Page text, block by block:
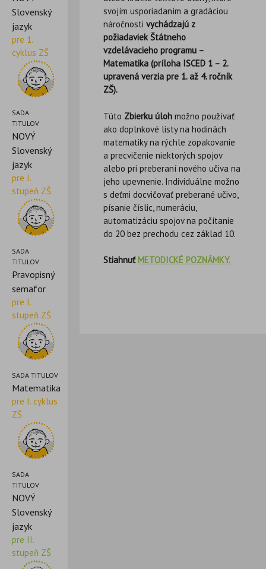
Slovenský
jazyk
pre 1.
cyklus ZŠ
SADA
TITULOV
NOVÝ
Slovenský
jazyk
pre I.
stupeň ZŠ
SADA
TITULOV
Pravopisný
semafor
pre I.
stupeň ZŠ
SADA TITULOV
Matematika
pre I. cyklus
ZŠ
SADA
TITULOV
NOVÝ
Slovenský
jazyk
pre II.
stupeň ZŠ
svojím usporiadaním a gradáciou
náročnostivychádzajú z
požiadaviek Štátneho
vzdelávacieho programu –
Matematika (príloha ISCED 1 – 2.
upravená verzia pre 1. až 4. ročník
ZŠ).
Túto Zbierku úloh možno používať
ako doplnkové listy na hodinách
matematiky na rýchle zopakovanie
a precvičenie niektorých spojov
alebo pri preberaní nového učiva na
jeho upevnenie. Individuálne možno
s deťmi docvičovať preberané učivo,
písanie číslic, numeráciu,
automatizáciu spojov na počítanie
do 20 bez prechodu cez základ 10.
StiahnuťMETODICKÉ POZNÁMKY.